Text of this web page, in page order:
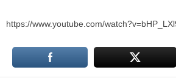
https://www.youtube.com/